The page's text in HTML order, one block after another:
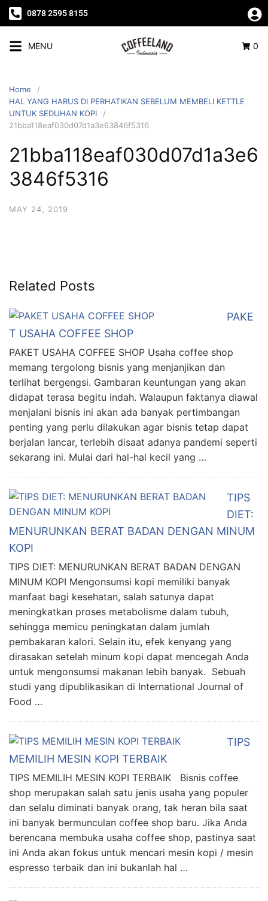
0878 2595 8155
MENU 0
Home
HAL YANG HARUS DI PERHATIKAN SEBELUM MEMBELI KETTLE
UNTUK SEDUHAN KOPI
21bba118eaf030d07d1a3e63846f5316
21bba118eaf030d07d1a3e6
3846f5316
MAY 24, 2019
Related Posts
PAKE
T USAHA COFFEE SHOP
PAKET USAHA COFFEE SHOP Usaha coffee shop
memang tergolong bisnis yang menjanjikan dan
terlihat bergengsi. Gambaran keuntungan yang akan
didapat terasa begitu indah. Walaupun faktanya diawal
menjalani bisnis ini akan ada banyak pertimbangan
penting yang perlu dilakukan agar bisnis tetap dapat
berjalan lancar, terlebih disaat adanya pandemi seperti
sekarang ini. Mulai dari hal-hal kecil yang …
TIPS
DIET:
MENURUNKAN BERAT BADAN DENGAN MINUM
KOPI
TIPS DIET: MENURUNKAN BERAT BADAN DENGAN
MINUM KOPI Mengonsumsi kopi memiliki banyak
manfaat bagi kesehatan, salah satunya dapat
meningkatkan proses metabolisme dalam tubuh,
sehingga memicu peningkatan dalam jumlah
pembakaran kalori. Selain itu, efek kenyang yang
dirasakan setelah minum kopi dapat mencegah Anda
untuk mengonsumsi makanan lebih banyak. Sebuah
studi yang dipublikasikan di International Journal of
Food …
TIPS
MEMILIH MESIN KOPI TERBAIK
TIPS MEMILIH MESIN KOPI TERBAIK Bisnis coffee
shop merupakan salah satu jenis usaha yang populer
dan selalu diminati banyak orang, tak heran bila saat
ini banyak bermunculan coffee shop baru. Jika Anda
berencana membuka usaha coffee shop, pastinya saat
ini Anda akan fokus untuk mencari mesin kopi / mesin
espresso terbaik dan ini bukanlah hal …